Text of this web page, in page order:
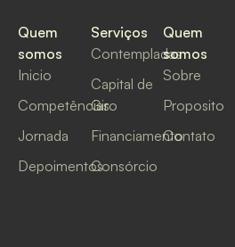
Quem
somos
Inicio
Competências
Jornada
Depoimentos
Serviços
Contempladas
Capital de
Giro
Financiamento
Consórcio
Quem
somos
Sobre
Proposito
Contato